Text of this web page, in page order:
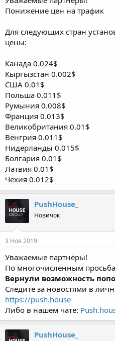
Понижение цен на трафик
Для следующих стран
цены:
Канада 0.024$
Кыргызстан 0.002$
США 0.01$
Польша 0.011$
Румыния 0.008$
Франция 0.013$
Великобритания 0.01$
Венгрия 0.011$
Нидерланды 0.015$
Болгария 0.01$
Латвия 0.01$
Чехия 0.012$
PushHouse_
Новичок
3 Ноя 2019
Уважаемые партнёры!
По многочисленным
Вернули возможность
Следите за новостями в
https://push.house
Либо в нашем чате:
PushHouse_